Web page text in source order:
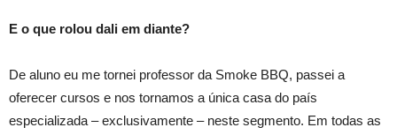
E o que rolou dali em diante?
De aluno eu me tornei professor da Smoke BBQ, passei a
oferecer cursos e nos tornamos a única casa do país
especializada – exclusivamente – neste segmento. Em todas as